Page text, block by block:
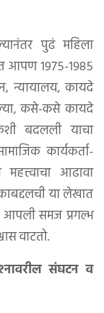
पुढं महिला
आपण १९७५-१९८५
न्यायालय, कायदे
कसे-कसे कायदे
बदलली याचा
कार्यकर्ता-
आढावा
या लेखात
आपली समज प्रगल्भ
वाटतो.
संघटन व